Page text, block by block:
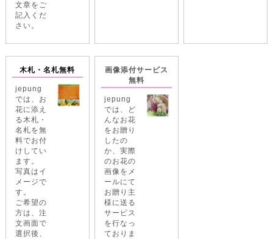
文章をご
記入くだ
さい。
木札・名札無料
jepung
では、お
花に添え
る木札・
名札を無
料でお付
けしてい
ます。
写真はイ
メージで
す。
ご希望の
方は、注
文画面で
選択後、
画像添付サービス
無料
jepung
では、ど
んなお花
をお贈り
したの
か、実際
のお花の
画像をメ
ールにて
お贈り主
様に送る
サービス
を行なっ
ておりま